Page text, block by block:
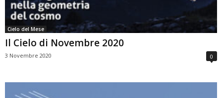
Cielo del Mese
Il Cielo di Novembre 2020
3 Novembre 2020 0